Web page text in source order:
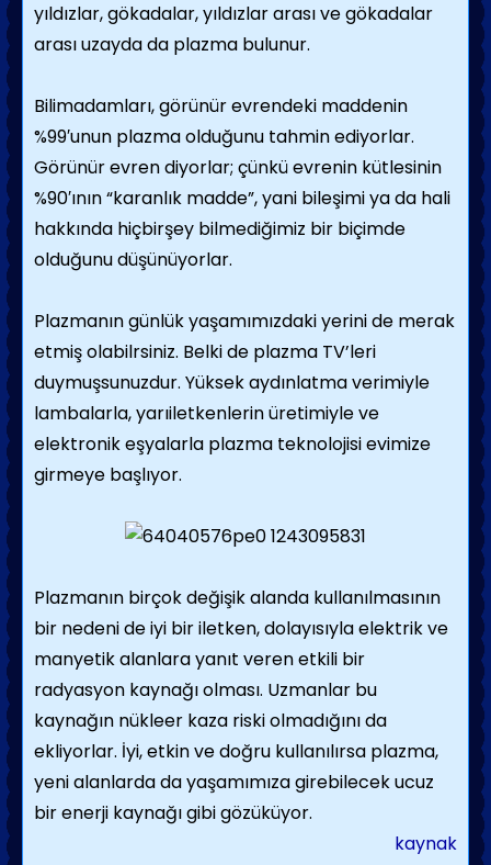
yıldızlar, gökadalar, yıldızlar arası ve gökadalar
arası uzayda da plazma bulunur.
Bilimadamları, görünür evrendeki maddenin
%99′unun plazma olduğunu tahmin ediyorlar.
Görünür evren diyorlar; çünkü evrenin kütlesinin
%90′ının “karanlık madde”, yani bileşimi ya da hali
hakkında hiçbirşey bilmediğimiz bir biçimde
olduğunu düşünüyorlar.
Plazmanın günlük yaşamımızdaki yerini de merak
etmiş olabilrsiniz. Belki de plazma TV’leri
duymuşsunuzdur. Yüksek aydınlatma verimiyle
lambalarla, yarıiletkenlerin üretimiyle ve
elektronik eşyalarla plazma teknolojisi evimize
girmeye başlıyor.
Plazmanın birçok değişik alanda kullanılmasının
bir nedeni de iyi bir iletken, dolayısıyla elektrik ve
manyetik alanlara yanıt veren etkili bir
radyasyon kaynağı olması. Uzmanlar bu
kaynağın nükleer kaza riski olmadığını da
ekliyorlar. İyi, etkin ve doğru kullanılırsa plazma,
yeni alanlarda da yaşamımıza girebilecek ucuz
bir enerji kaynağı gibi gözüküyor.
kaynak